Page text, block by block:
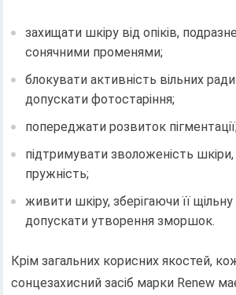
захищати шкіру від опіків,
сонячними променями;
блокувати активність вільних
допускати фотостаріння;
попереджати розвиток
підтримувати зволоженість шкіри,
пружність;
живити шкіру, зберігаючи її щільну
допускати утворення зморшок.
Крім загальних корисних якостей,
сонцезахисний засіб марки Renew